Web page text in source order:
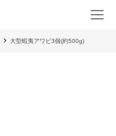
大型蝦夷アワビ3個(約500g)